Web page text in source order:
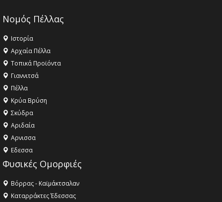
Νομός Πέλλας
Ιστορία
Αρχαία Πέλλα
Τοπικά Προϊόντα
Γιαννιτσά
Πέλλα
Κρύα Βρύση
Σκύδρα
Αριδαία
Aρνισσα
Eδεσσα
Φυσικές Ομορφιές
Βόρρας - Καϊμάκτσαλαν
Καταρράκτες Έδεσσας